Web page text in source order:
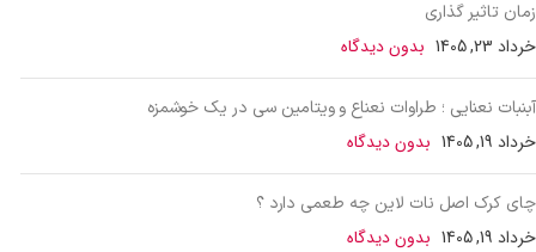
زمان تاثیر گذاری
خرداد 23, 1405 بدون دیدگاه
آبنبات نعنایی ؛ طراوات نعناع و ویتامین سی در یک خوشمزه
خرداد 19, 1405 بدون دیدگاه
چای کرک اصل نات لاین چه طعمی دارد ؟
خرداد 19, 1405 بدون دیدگاه